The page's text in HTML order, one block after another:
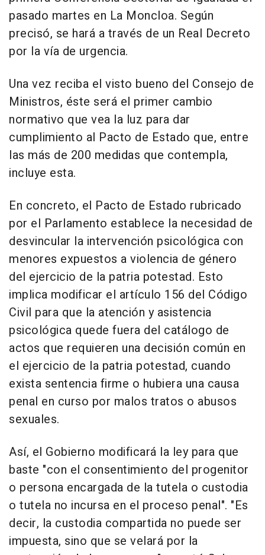
pasado martes en La Moncloa. Según
precisó, se hará a través de un Real Decreto
por la vía de urgencia.
Una vez reciba el visto bueno del Consejo de
Ministros, éste será el primer cambio
normativo que vea la luz para dar
cumplimiento al Pacto de Estado que, entre
las más de 200 medidas que contempla,
incluye esta.
En concreto, el Pacto de Estado rubricado
por el Parlamento establece la necesidad de
desvincular la intervención psicológica con
menores expuestos a violencia de género
del ejercicio de la patria potestad. Esto
implica modificar el artículo 156 del Código
Civil para que la atención y asistencia
psicológica quede fuera del catálogo de
actos que requieren una decisión común en
el ejercicio de la patria potestad, cuando
exista sentencia firme o hubiera una causa
penal en curso por malos tratos o abusos
sexuales.
Así, el Gobierno modificará la ley para que
baste "con el consentimiento del progenitor
o persona encargada de la tutela o custodia
o tutela no incursa en el proceso penal". "Es
decir, la custodia compartida no puede ser
impuesta, sino que se velará por la